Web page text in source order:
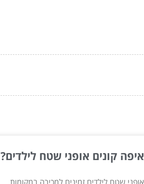
איפה קונים אופני שטח לילדים?